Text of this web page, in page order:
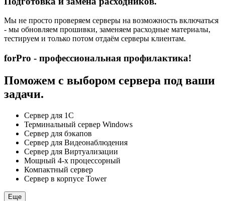
Мы не просто проверяем серверы на возможность включаться
- мы обновляем прошивки, заменяем расходные материалы,
тестируем и только потом отдаём серверы клиентам.
forPro - профессиональная профилактика!
Поможем с выбором сервера под ваши
задачи.
Сервер для 1С
Терминальный сервер Windows
Сервер для бэкапов
Сервер для Видеонаблюдения
Сервер для Виртуализации
Мощный 4-х процессорный
Компактный сервер
Сервер в корпусе Tower
Еще